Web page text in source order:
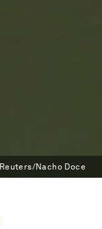
Reuters/Nacho Doce